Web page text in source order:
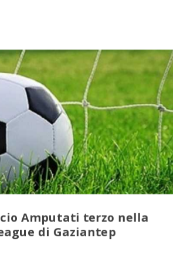
Amputati terzo nella
di Gaziantep